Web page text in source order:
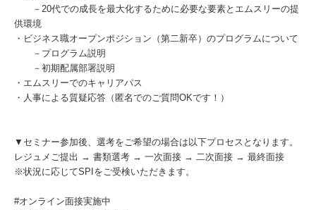
－20代での成長を最大化するために必要な要素とエムスリーの提
供環境
・ビジネス職オープンポジション（第二新卒）のプログラムについて
－プログラム説明
－初期配属部署説明
・エムスリーでのキャリアパス
・人事による質疑応答（匿名でのご質問OKです！）
▼セミナー参加後、選考をご希望の場合は以下プロセスとなります。
レジュメご提出 → 書類選考 → 一次面接 → 二次面接 → 最終面接
※状況に応じてSPIをご受検いただきます。
#オンライン面接実施中